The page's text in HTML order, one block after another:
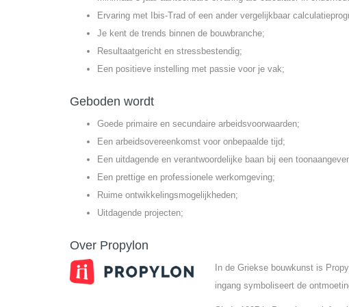
Ervaring met Ibis-Trad of een ander vergelijkbaar
Je kent de trends binnen de bouwbranche;
Resultaatgericht en stressbestendig;
Een positieve instelling met passie voor je vak;
Geboden wordt
Goede primaire en secundaire arbeidsvoorwaarden;
Een arbeidsovereenkomst voor onbepaalde tijd;
Een uitdagende en verantwoordelijke baan bij een
Een prettige en professionele werkomgeving;
Ruime ontwikkelingsmogelijkheden;
Uitdagende projecten;
Over Propylon
In de Griekse bouwkunst is
ingang symboliseert de